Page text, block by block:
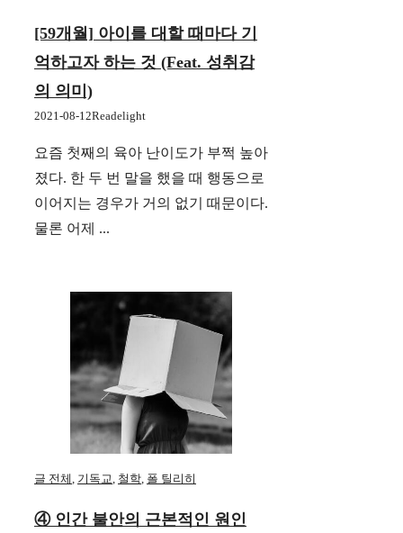
[59개월] 아이를 대할 때마다 기
억하고자 하는 것 (feat. 성취감
의 의미)
2021-08-12Readelight
요즘 첫째의 육아 난이도가 부쩍 높아
졌다. 한 두 번 말을 했을 때 행동으로
이어지는 경우가 거의 없기 때문이다.
물론 어제 ...
글 전체 기독교 철학 폴 틸리히
④ 인간 불안의 근본적인 원인